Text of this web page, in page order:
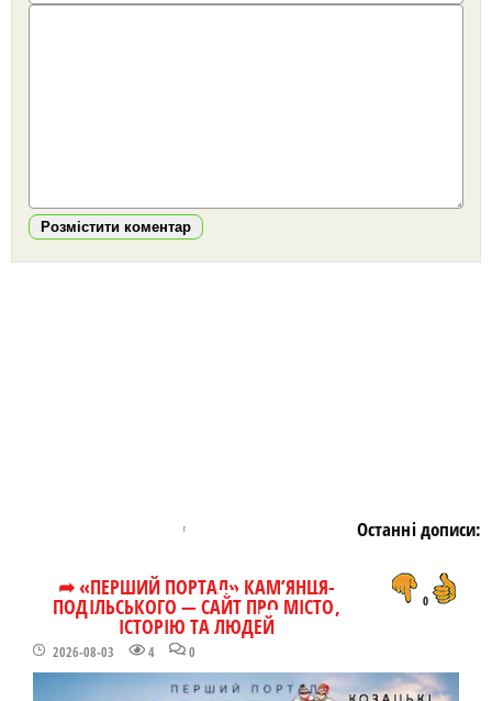
Розмістити коментар
Останні дописи:
➦ «ПЕРШИЙ ПОРТАЛ» КАМ’ЯНЦЯ-
ПОДІЛЬСЬКОГО — САЙТ ПРО МІСТО,
ІСТОРІЮ ТА ЛЮДЕЙ
2026-08-03 4 0
0